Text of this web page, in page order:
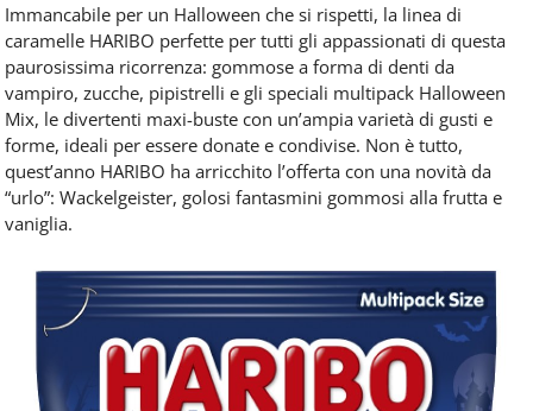
Immancabile per un Halloween che si rispetti, la linea di
caramelle HARIBO perfette per tutti gli appassionati di questa
paurosissima ricorrenza: gommose a forma di denti da
vampiro, zucche, pipistrelli e gli speciali multipack Halloween
Mix, le divertenti maxi-buste con un’ampia varietà di gusti e
forme, ideali per essere donate e condivise. Non è tutto,
quest’anno HARIBO ha arricchito l’offerta con una novità da
“urlo”: Wackelgeister, golosi fantasmini gommosi alla frutta e
vaniglia.